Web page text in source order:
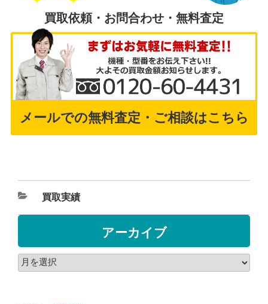
買取依頼・お問合わせ・無料査定
メールでの無料査定・ご相談はこちら
買取実績
アーカイブ